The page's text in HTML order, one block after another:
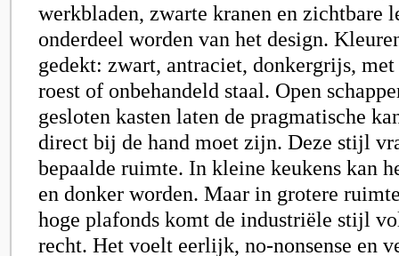
werkbladen, zwarte kranen en zichtbare
onderdeel worden van het design.
gedekt: zwart, antraciet, donkergrijs, met
roest of onbehandeld staal. Open
gesloten kasten laten de pragmatische
direct bij de hand moet zijn. Deze stijl
bepaalde ruimte. In kleine keukens kan
en donker worden. Maar in grotere
hoge plafonds komt de industriële stijl
recht. Het voelt eerlijk, no-nonsense en